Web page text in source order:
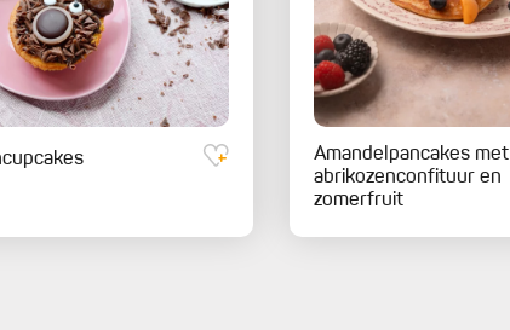
Amandelpancakes met
abrikozenconfituur en
zomerfruit